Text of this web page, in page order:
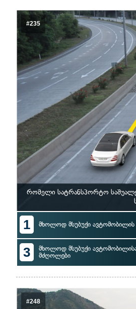
#235
რომელი სატრანსპორტო
1 მხოლოდ მსუბუქი
3
მხოლოდ მსუბუქი
მძღოლები
#248